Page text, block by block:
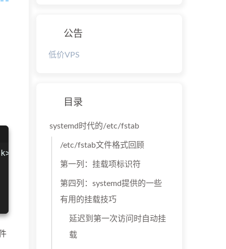
公告
低价VPS
目录
systemd时代的/etc/fstab
/etc/fstab文件格式回顾
第一列：挂载项标识符
第四列：systemd提供的一些
有用的挂载技巧
延迟到第一次访问时自动挂
载